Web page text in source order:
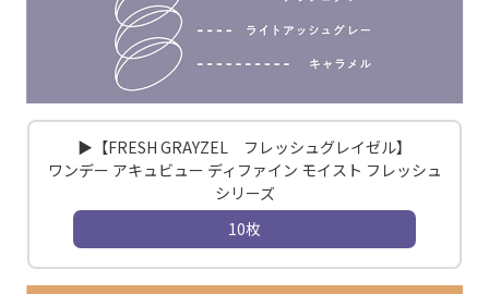
▶【FRESH GRAYZEL フレッシュグレイゼル】
ワンデー アキュビュー ディファイン モイスト フレッシュ
シリーズ
10枚